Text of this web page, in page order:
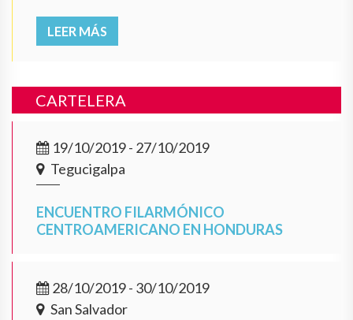
LEER MÁS
CARTELERA
19/10/2019 - 27/10/2019
Tegucigalpa
ENCUENTRO FILARMÓNICO
CENTROAMERICANO EN HONDURAS
28/10/2019 - 30/10/2019
San Salvador